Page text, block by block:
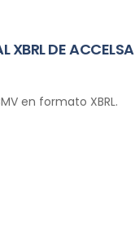
XBRL DE ACCELSA
en formato XBRL.